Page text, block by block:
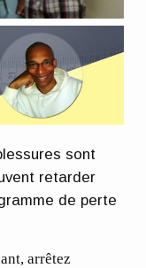
sont
retarder
de perte
arrêtez